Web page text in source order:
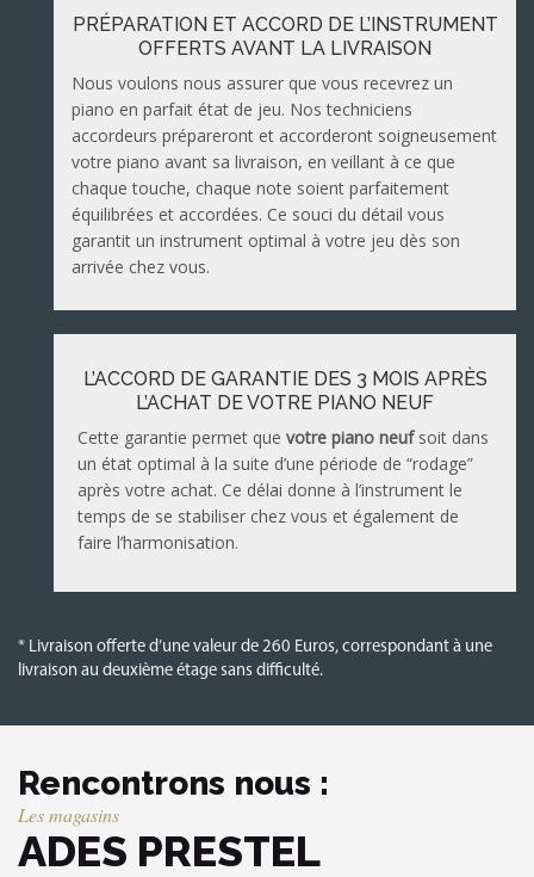
PRÉPARATION ET ACCORD DE L’INSTRUMENT
OFFERTS AVANT LA LIVRAISON
Nous voulons nous assurer que vous recevrez un
piano en parfait état de jeu. Nos techniciens
accordeurs prépareront et accorderont soigneusement
votre piano avant sa livraison, en veillant à ce que
chaque touche, chaque note soient parfaitement
équilibrées et accordées. Ce souci du détail vous
garantit un instrument optimal à votre jeu dès son
arrivée chez vous.
L’ACCORD DE GARANTIE DES 3 MOIS APRÈS
L’ACHAT DE VOTRE PIANO NEUF
Cette garantie permet que votre piano neufsoit dans
un état optimal à la suite d’une période de “rodage”
après votre achat. Ce délai donne à l’instrument le
temps de se stabiliser chez vous et également de
faire l’harmonisation.
* Livraison offerte d’une valeur de 260 Euros, correspondant à une
livraison au deuxième étage sans difficulté.
Rencontrons nous :
Les magasins
ADES PRESTEL